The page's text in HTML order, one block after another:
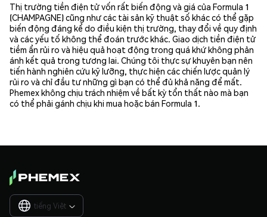
Thị trường tiền điện tử vốn rất biến động và giá của Formula 1
(CHAMPAGNE) cũng như các tài sản kỹ thuật số khác có thể gặp
biến động đáng kể do điều kiện thị trường, thay đổi về quy định
và các yếu tố không thể đoán trước khác. Giao dịch tiền điện tử
tiềm ẩn rủi ro và hiệu quả hoạt động trong quá khứ không phản
ánh kết quả trong tương lai. Chúng tôi thực sự khuyên bạn nên
tiến hành nghiên cứu kỹ lưỡng, thực hiện các chiến lược quản lý
rủi ro và chỉ đầu tư những gì bạn có thể đủ khả năng để mất.
Phemex không chịu trách nhiệm về bất kỳ tổn thất nào mà bạn
có thể phải gánh chịu khi mua hoặc bán Formula 1.
tiếng Việt 